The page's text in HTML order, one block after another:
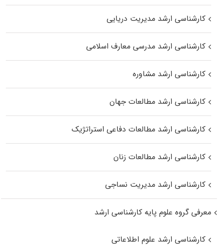
کارشناسی ارشد مدیریت دریایی
کارشناسی ارشد مدرسی معارف اسلامی
کارشناسی ارشد مشاوره
کارشناسی ارشد مطالعات جهان
کارشناسی ارشد مطالعات دفاعی استراتژیک
کارشناسی ارشد مطالعات زنان
کارشناسی ارشد مدیریت نساجی
معرفی گروه علوم پایه کارشناسی ارشد
کارشناسی ارشد علوم اطلاعاتی